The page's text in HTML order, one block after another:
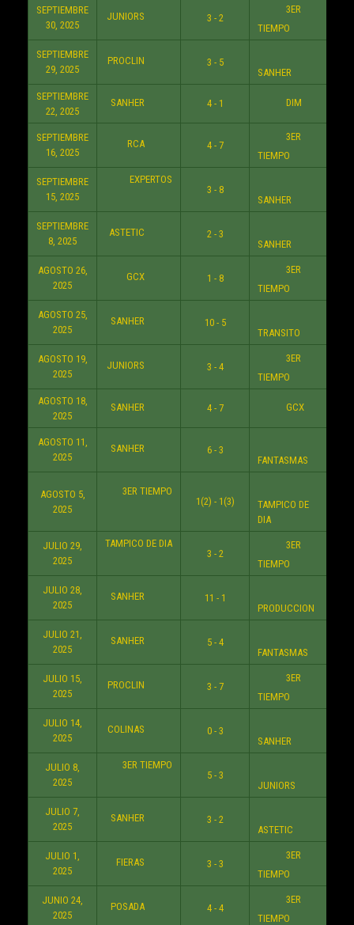
SEPTIEMBRE
30, 2025
JUNIORS 3 - 2
3ER
TIEMPO
SEPTIEMBRE
29, 2025
PROCLIN
3 - 5
SANHER
SEPTIEMBRE
22, 2025
SANHER 4 - 1 DIM
SEPTIEMBRE
16, 2025
RCA 4 - 7
3ER
TIEMPO
SEPTIEMBRE
15, 2025
EXPERTOS
3 - 8
SANHER
SEPTIEMBRE
8, 2025
ASTETIC
2 - 3
SANHER
AGOSTO 26,
2025
GCX 1 - 8
3ER
TIEMPO
AGOSTO 25,
2025
SANHER
10 - 5
TRANSITO
AGOSTO 19,
2025
JUNIORS 3 - 4
3ER
TIEMPO
AGOSTO 18,
2025
SANHER 4 - 7 GCX
AGOSTO 11,
2025
SANHER
6 - 3
FANTASMAS
AGOSTO 5,
2025
3ER TIEMPO
1(2) - 1(3)
TAMPICO DE
DIA
JULIO 29,
2025
TAMPICO DE DIA
3 - 2
3ER
TIEMPO
JULIO 28,
2025
SANHER
11 - 1
PRODUCCION
JULIO 21,
2025
SANHER
5 - 4
FANTASMAS
JULIO 15,
2025
PROCLIN 3 - 7
3ER
TIEMPO
JULIO 14,
2025
COLINAS
0 - 3
SANHER
JULIO 8,
2025
3ER TIEMPO
5 - 3
JUNIORS
JULIO 7,
2025
SANHER
3 - 2
ASTETIC
JULIO 1,
2025
FIERAS 3 - 3
3ER
TIEMPO
JUNIO 24,
2025
POSADA 4 - 4
3ER
TIEMPO